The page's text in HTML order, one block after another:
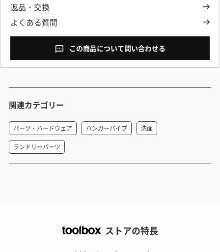
返品・交換
よくある質問
この商品について問い合わせる
関連カテゴリー
パーツ・ハードウェア ハンガーパイプ 洗面
ランドリーパーツ
ストアの特長